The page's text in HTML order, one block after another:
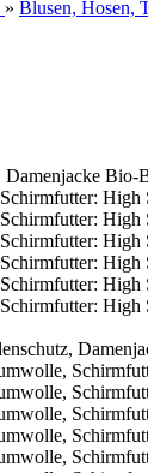
» Blusen, Hosen,